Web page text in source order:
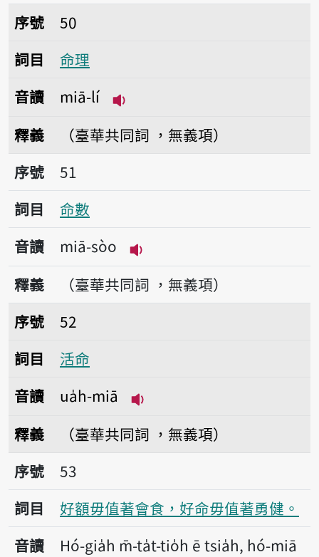
序號50命理
序號
50
詞目
命理
音讀
miā-lí
釋義
（臺華共同詞 ，無義項）
序號51命數
序號
51
詞目
命數
音讀
miā-sòo
播放音讀miā-sòo
釋義
（臺華共同詞 ，無義項）
序號52活命
序號
52
詞目
活命
音讀
ua̍h-miā
釋義
（臺華共同詞 ，無義項）
序號53好額毋值著會食，好命毋值著勇健。
序號
53
詞目
好額毋值著會食，好命毋值著勇健。
音讀
Hó-gia̍h m̄-ta̍t-tio̍h ē tsia̍h, hó-miā